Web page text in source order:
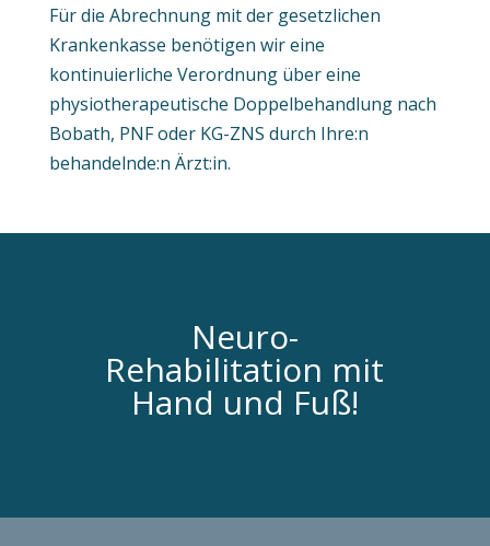
Für die Abrechnung mit der gesetzlichen
Krankenkasse benötigen wir eine
kontinuierliche Verordnung über eine
physiotherapeutische Doppelbehandlung nach
Bobath, PNF oder KG-ZNS durch Ihre:n
behandelnde:n Ärzt:in.
Neuro-
Rehabilitation mit
Hand und Fuß!